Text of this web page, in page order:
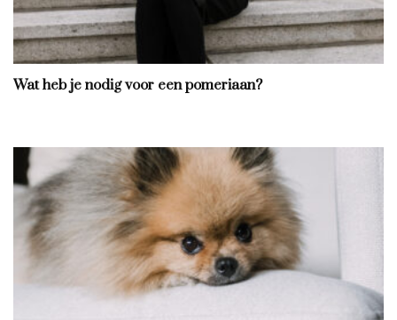
Wat heb je nodig voor een pomeriaan?